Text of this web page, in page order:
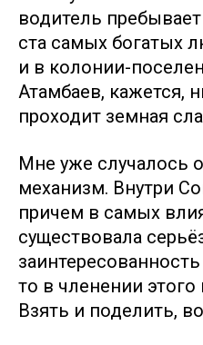
водитель
ста самых богатых
и в колонии-
Атамбаев, кажется,
проходит земная
Мне уже случалось
механизм. Внутри
причем в самых
существовала
то в членении этого
Взять и поделить,